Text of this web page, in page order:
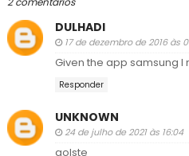
DULHADI
17 de dezembro de 2016 às
Given the app samsung I
Responder
UNKNOWN
24 de julho de 2021 às 16:04
golste